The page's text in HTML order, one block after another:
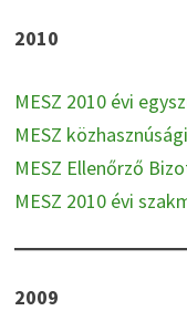
2010
MESZ 2010 évi
MESZ
MESZ Ellenőrző
MESZ 2010 évi
2009